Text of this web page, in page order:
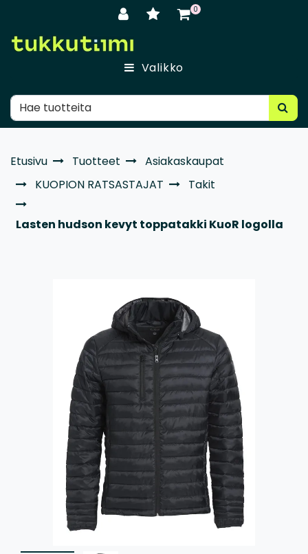
0
Valikko
Etusivu Tuotteet
Asiakaskaupat
KUOPION RATSASTAJAT
Takit
Lasten hudson kevyt toppatakki KuoR logolla